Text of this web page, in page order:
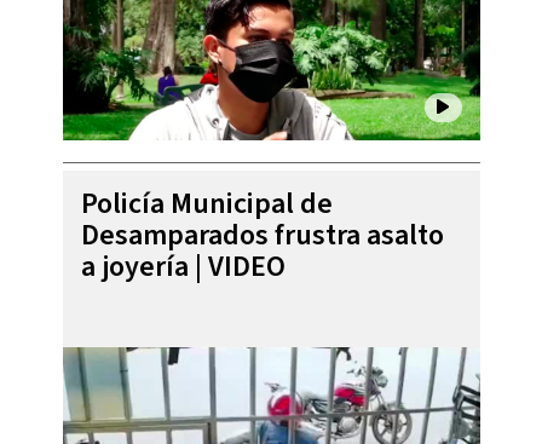
Policía Municipal de
Desamparados frustra asalto
a joyería | VIDEO